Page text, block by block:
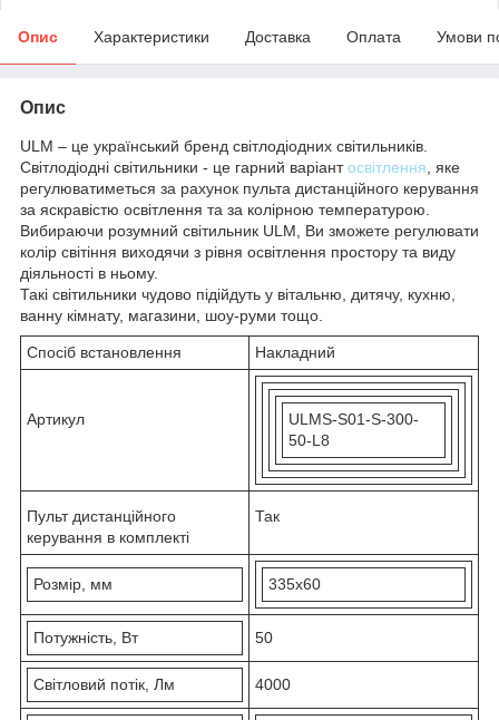
Опис Характеристики Доставка Оплата Умови
Опис
ULM – це український бренд світлодіодних світильників.
Світлодіодні світильники - це гарний варіантосвітлення , яке
регулюватиметься за рахунок пульта дистанційного керування
за яскравістю освітлення та за колірною температурою.
Вибираючи розумний світильник ULM, Ви зможете регулювати
колір світіння виходячи з рівня освітлення простору та виду
діяльності в ньому.
Такі світильники чудово підійдуть у вітальню, дитячу, кухню,
ванну кімнату, магазини, шоу-руми тощо.
Спосіб встановлення Накладний
Артикул
ULMS-S01-S-300-
50-L8
Пульт дистанційного
керування в комплекті
Так
Розмір, мм 335х60
Потужність, Вт 50
Світловий потік, Лм 4000